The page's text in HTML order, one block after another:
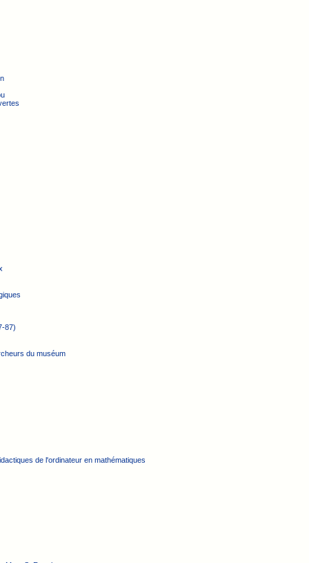
87)
du muséum
de l'ordinateur en mathématiques